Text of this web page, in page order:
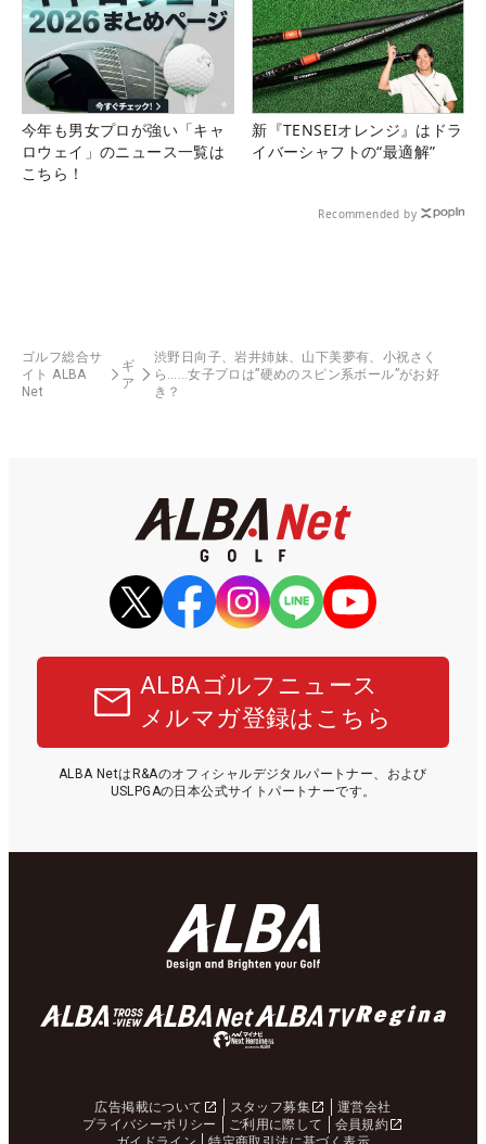
今年も男女プロが強い「キャ
ロウェイ」のニュース一覧は
こちら！
新『TENSEIオレンジ』はドラ
イバーシャフトの“最適解”
Recommended by
ゴルフ総合サ
イト ALBA
Net
ギ
ア
渋野日向子、岩井姉妹、山下美夢有、小祝さく
ら……女子プロは”硬めのスピン系ボール”がお好
き？
ALBAゴルフニュース
メルマガ登録はこちら
ALBA NetはR&Aのオフィシャルデジタルパートナー、および
USLPGAの日本公式サイトパートナーです。
広告掲載について スタッフ募集
運営会社
プライバシーポリシー
ご利用に際して
会員規約